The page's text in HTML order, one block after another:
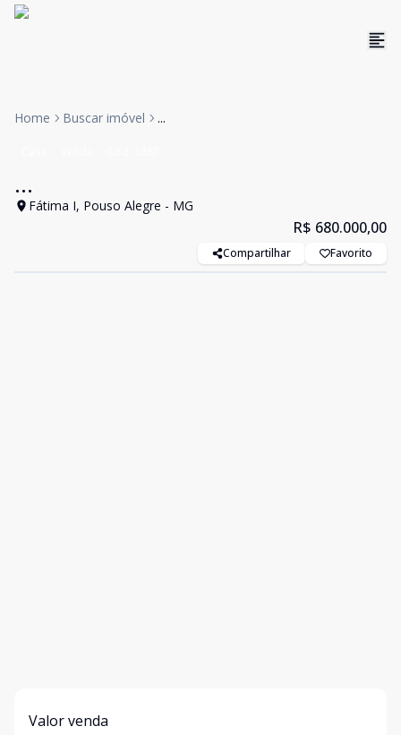
Home Buscar imóvel ...
...
Fátima I, Pouso Alegre - MG
R$ 680.000,00
Compartilhar Favorito
Valor venda